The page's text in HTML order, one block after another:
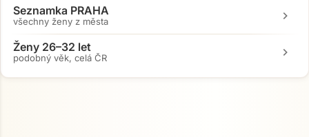
Seznamka PRAHA
všechny ženy z města chevron_right
Ženy 26–32 let
podobný věk, celá ČR chevron_right